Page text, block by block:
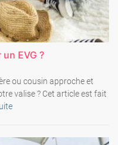
EVG ?
ou cousin approche et
valise ? Cet article est fait